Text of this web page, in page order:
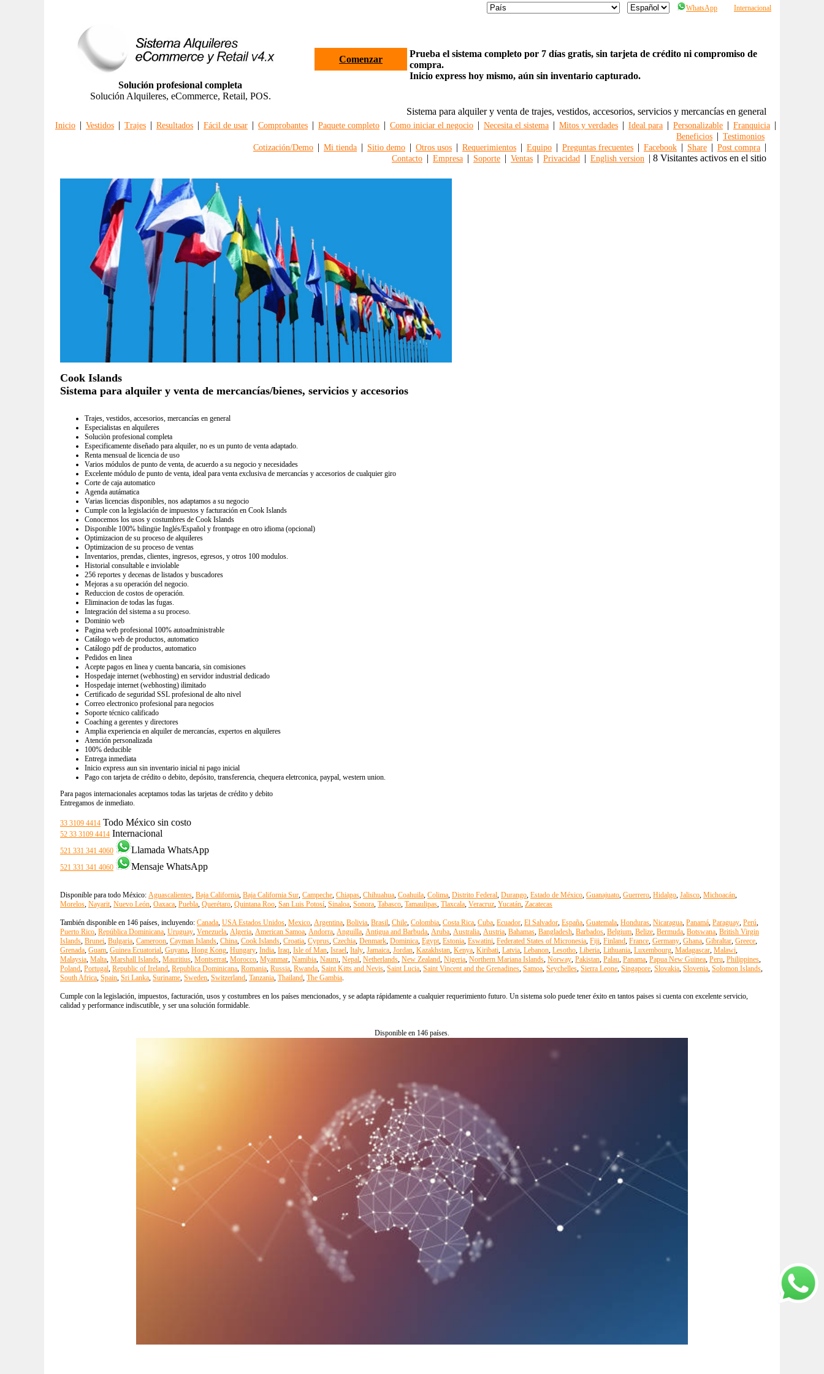
WhatsApp Internacional
Solución profesional completa
Solución Alquileres, eCommerce, Retail, POS.
Comenzar
Prueba el sistema completo por 7 días gratis, sin tarjeta de crédito ni compromiso de
compra.
Inicio express hoy mismo, aún sin inventario capturado.
Sistema para alquiler y venta de trajes, vestidos, accesorios, servicios y mercancías en general
Inicio | Vestidos | Trajes | Resultados | Fácil de usar | Comprobantes | Paquete completo | Como iniciar el negocio | Necesita el sistema | Mitos y verdades | Ideal para | Personalizable | Franquicia |
Beneficios | Testimonios
Cotización/Demo | Mi tienda | Sitio demo | Otros usos | Requerimientos | Equipo | Preguntas frecuentes | Facebook | Share | Post compra |
Contacto | Empresa | Soporte | Ventas | Privacidad | English version | 8 Visitantes activos en el sitio
Cook Islands
Sistema para alquiler y venta de mercancías/bienes, servicios y accesorios
Trajes, vestidos, accesorios, mercancías en general
Especialistas en alquileres
Soluciòn profesional completa
Especificamente diseñado para alquiler, no es un punto de venta adaptado.
Renta mensual de licencia de uso
Varios módulos de punto de venta, de acuerdo a su negocio y necesidades
Excelente módulo de punto de venta, ideal para venta exclusiva de mercancías y accesorios de cualquier giro
Corte de caja automatico
Agenda autámatica
Varias licencias disponibles, nos adaptamos a su negocio
Cumple con la legislación de impuestos y facturación en Cook Islands
Conocemos los usos y costumbres de Cook Islands
Disponible 100% bilingüe Inglés/Español y frontpage en otro idioma (opcional)
Optimizacion de su proceso de alquileres
Optimizacion de su proceso de ventas
Inventarios, prendas, clientes, ingresos, egresos, y otros 100 modulos.
Historial consultable e inviolable
256 reportes y decenas de listados y buscadores
Mejoras a su operación del negocio.
Reduccion de costos de operación.
Eliminacion de todas las fugas.
Integración del sistema a su proceso.
Dominio web
Pagina web profesional 100% autoadministrable
Catálogo web de productos, automatico
Catálogo pdf de productos, automatico
Pedidos en linea
Acepte pagos en linea y cuenta bancaria, sin comisiones
Hospedaje internet (webhosting) en servidor industrial dedicado
Hospedaje internet (webhosting) ilimitado
Certificado de seguridad SSL profesional de alto nivel
Correo electronico profesional para negocios
Soporte técnico calificado
Coaching a gerentes y directores
Amplia experiencia en alquiler de mercancías, expertos en alquileres
Atención personalizada
100% deducible
Entrega inmediata
Inicio express aun sin inventario inicial ni pago inicial
Pago con tarjeta de crédito o debito, depósito, transferencia, chequera eletrconica, paypal, western union.
Para pagos internacionales aceptamos todas las tarjetas de crédito y debito
Entregamos de inmediato.
33 3109 4414 Todo México sin costo
52 33 3109 4414 Internacional
521 331 341 4060 Llamada WhatsApp
521 331 341 4060 Mensaje WhatsApp
Disponible para todo México: Aguascalientes, Baja California, Baja California Sur, Campeche, Chiapas, Chihuahua, Coahuila, Colima, Distrito Federal, Durango, Estado de México, Guanajuato, Guerrero, Hidalgo, Jalisco, Michoacán,
Morelos, Nayarit, Nuevo León, Oaxaca, Puebla, Querétaro, Quintana Roo, San Luis Potosí, Sinaloa, Sonora, Tabasco, Tamaulipas, Tlaxcala, Veracruz, Yucatán, Zacatecas
También disponible en 146 países, incluyendo: Canada, USA Estados Unidos, Mexico, Argentina, Bolivia, Brasil, Chile, Colombia, Costa Rica, Cuba, Ecuador, El Salvador, España, Guatemala, Honduras, Nicaragua, Panamá, Paraguay, Perú,
Puerto Rico, República Dominicana, Uruguay, Venezuela, Algeria, American Samoa, Andorra, Anguilla, Antigua and Barbuda, Aruba, Australia, Austria, Bahamas, Bangladesh, Barbados, Belgium, Belize, Bermuda, Botswana, British Virgin
Islands, Brunei, Bulgaria, Cameroon, Cayman Islands, China, Cook Islands, Croatia, Cyprus, Czechia, Denmark, Dominica, Egypt, Estonia, Eswatini, Federated States of Micronesia, Fiji, Finland, France, Germany, Ghana, Gibraltar, Greece,
Grenada, Guam, Guinea Ecuatorial, Guyana, Hong Kong, Hungary, India, Iraq, Isle of Man, Israel, Italy, Jamaica, Jordan, Kazakhstan, Kenya, Kiribati, Latvia, Lebanon, Lesotho, Liberia, Lithuania, Luxembourg, Madagascar, Malawi,
Malaysia, Malta, Marshall Islands, Mauritius, Montserrat, Morocco, Myanmar, Namibia, Nauru, Nepal, Netherlands, New Zealand, Nigeria, Northern Mariana Islands, Norway, Pakistan, Palau, Panama, Papua New Guinea, Peru, Philippines,
Poland, Portugal, Republic of Ireland, Republica Dominicana, Romania, Russia, Rwanda, Saint Kitts and Nevis, Saint Lucia, Saint Vincent and the Grenadines, Samoa, Seychelles, Sierra Leone, Singapore, Slovakia, Slovenia, Solomon Islands,
South Africa, Spain, Sri Lanka, Suriname, Sweden, Switzerland, Tanzania, Thailand, The Gambia.
Cumple con la legislación, impuestos, facturación, usos y costumbres en los países mencionados, y se adapta rápidamente a cualquier requerimiento futuro. Un sistema solo puede tener éxito en tantos paises si cuenta con excelente servicio,
calidad y performance indiscutible, y ser una solución formidable.
Disponible en 146 países.